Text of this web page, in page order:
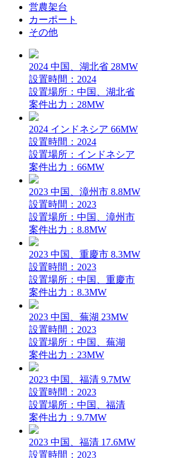
営農架台
カーポート
その他
2024 中国、湖北省 28MW
設置時間：2024
設置場所：中国、湖北省
案件出力：28MW
2024 インドネシア 66MW
設置時間：2024
設置場所：インドネシア
案件出力：66MW
2023 中国、漳州市 8.8MW
設置時間：2023
設置場所：中国、漳州市
案件出力：8.8MW
2023 中国、重慶市 8.3MW
設置時間：2023
設置場所：中国、重慶市
案件出力：8.3MW
2023 中国、蕪湖 23MW
設置時間：2023
設置場所：中国、蕪湖
案件出力：23MW
2023 中国、福清 9.7MW
設置時間：2023
設置場所：中国、福清
案件出力：9.7MW
2023 中国、福清 17.6MW
設置時間：2023